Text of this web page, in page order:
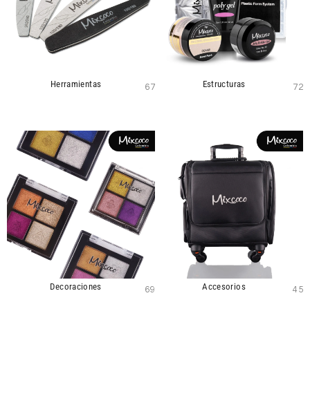
Herramientas 67 Estructuras 72
Decoraciones 69 Accesorios 45